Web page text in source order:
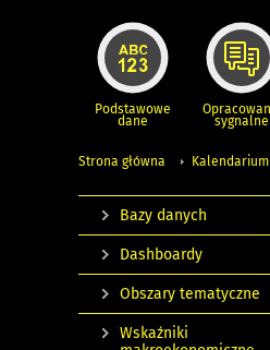
Podstawowe
dane sygnalne
Strona główna Kalendarium
Bazy danych
Dashboardy
Obszary tematyczne
Wskaźniki